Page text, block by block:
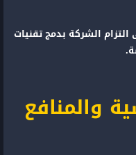
الشركة بدمج تقنيات
والمنافع